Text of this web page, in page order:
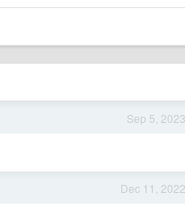
Sep 5, 2023
Dec 11, 2022